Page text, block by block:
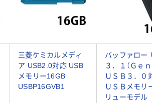
三菱ケミカルメディ
ア USB2.0対応 USB
メモリー16GB
USBP16GVB1
バッファロー
３．１（Ｇｅｎ
ＵＳＢ３．０
ＵＳＢメモ
リューモデ